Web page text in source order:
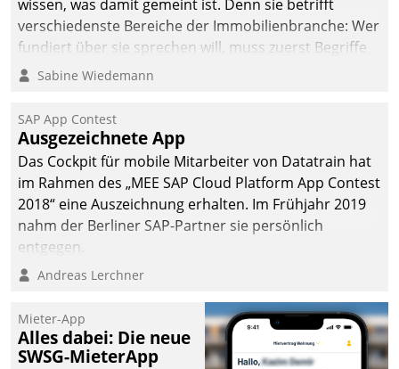
wissen, was damit gemeint ist. Denn sie betrifft
verschiedenste Bereiche der Immobilienbranche: Wer
fundiert über sie sprechen will, muss zuerst Begriffe
klären. Ein Aspekt ist die betriebliche Optimierung:
Einsparungen durch optimierte und automatisierte
Prozesse. Doch man darf nicht zu viel erwarten: Allein
mit der Einführung einer neuen Software ist es nicht
getan. Die Digitalisierung erfordert von Unternehmen
die Bereitschaft, sich zu überprüfen, zu hinterfragen
und zu verändern.
Sabine Wiedemann
SAP App Contest
Ausgezeichnete App
Das Cockpit für mobile Mitarbeiter von Datatrain hat
im Rahmen des „MEE SAP Cloud Platform App Contest
2018“ eine Auszeichnung erhalten. Im Frühjahr 2019
nahm der Berliner SAP-Partner sie persönlich
entgegen.
Andreas Lerchner
Mieter-App
Alles dabei: Die neue
SWSG-MieterApp